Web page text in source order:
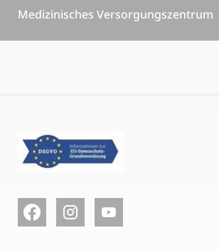
Medizinisches Versorgungszentrum